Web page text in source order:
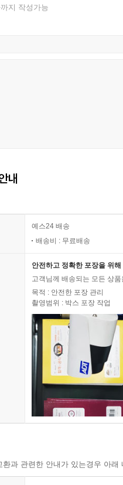
지 작성가능
내
예스24 배송
배송비 : 무료배송
안전하고 정확한 포장을 위
고객님께 배송되는 모든 상
목적 : 안전한 포장 관리
촬영범위 : 박스 포장 작업
과 관련한 안내가 있는경우 아